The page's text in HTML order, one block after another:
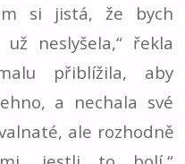
si jistá, že bych
neslyšela,“ řekla
přiblížila, aby
a nechala své
ale rozhodně